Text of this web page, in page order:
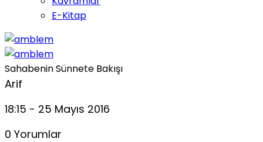
E-Kitap
Sahabenin Sünnete Bakışı
Arif
18:15 - 25 Mayıs 2016
0 Yorumlar